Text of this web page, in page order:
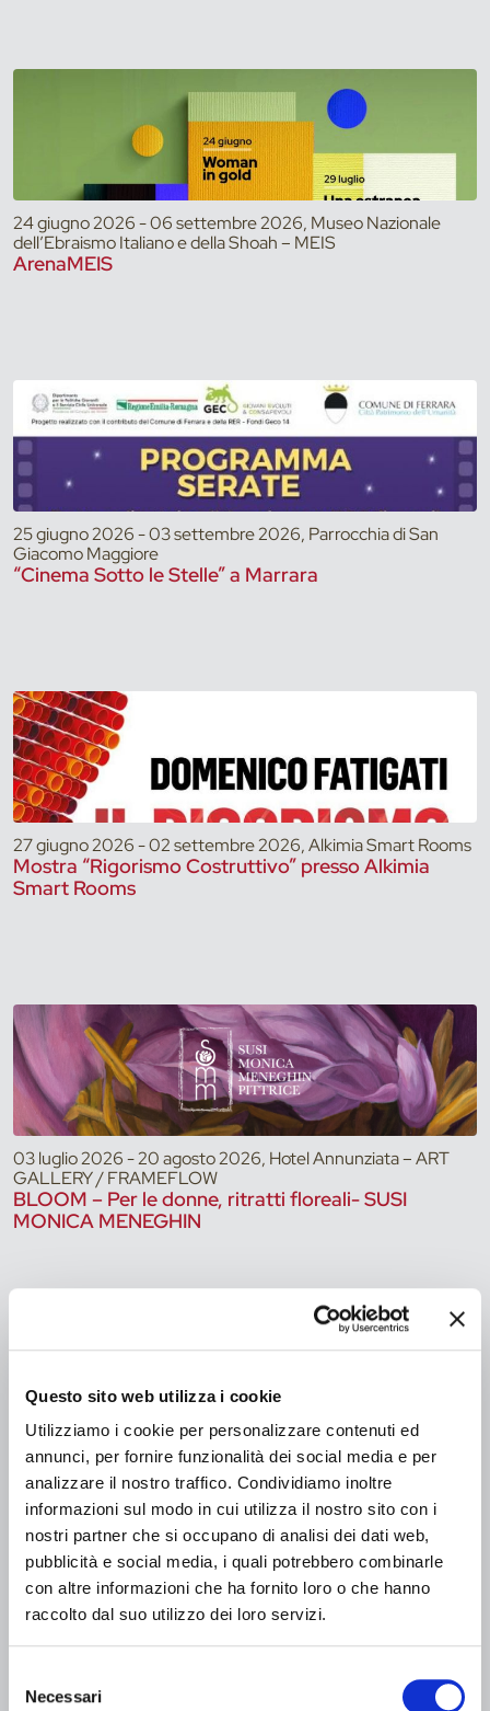
Questo sito web utilizza i cookie
Utilizziamo i cookie per personalizzare contenuti ed
annunci, per fornire funzionalità dei social media e per
analizzare il nostro traffico. Condividiamo inoltre
informazioni sul modo in cui utilizza il nostro sito con i
nostri partner che si occupano di analisi dei dati web,
pubblicità e social media, i quali potrebbero combinarle
con altre informazioni che ha fornito loro o che hanno
raccolto dal suo utilizzo dei loro servizi.
delNecessari
24 giugno 2026 - 06 settembre 2026, Museo Nazionale
dell’Ebraismo Italiano e della Shoah – MEIS
ArenaMEIS
25 giugno 2026 - 03 settembre 2026, Parrocchia di San
Giacomo Maggiore
“Cinema Sotto le Stelle” a Marrara
27 giugno 2026 - 02 settembre 2026, Alkimia Smart Rooms
Mostra “Rigorismo Costruttivo” presso Alkimia
Smart Rooms
03 luglio 2026 - 20 agosto 2026, Hotel Annunziata – ART
GALLERY / FRAMEFLOW
BLOOM – Per le donne, ritratti floreali- SUSI
MONICA MENEGHIN
04 luglio 2026 - 29 agosto 2026, Biblioteca Casa Niccolini
L’Albero delle storie 2026 – Biblioteca Casa Niccolini